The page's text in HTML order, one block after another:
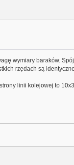
wymiary baraków.
rzędach są
linii kolejowej to